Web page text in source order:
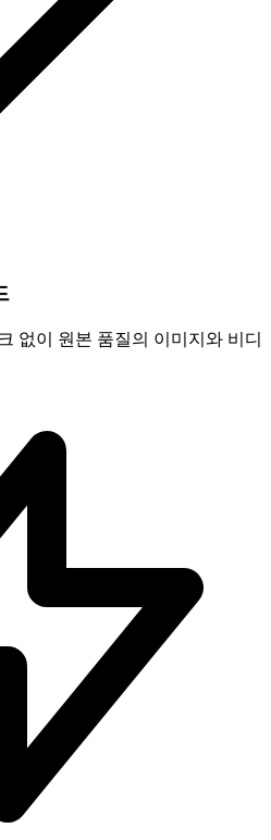
없이 원본 품질의 이미지와 비디